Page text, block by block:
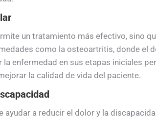
un tratamiento más efectivo, sino
como la osteoartritis, donde el
enfermedad en sus etapas iniciales
la calidad de vida del paciente.
ayudar a reducir el dolor y la